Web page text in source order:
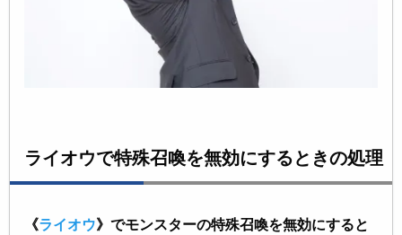
ライオウで特殊召喚を無効にするときの処理
《ライオウ》でモンスターの特殊召喚を無効にすると